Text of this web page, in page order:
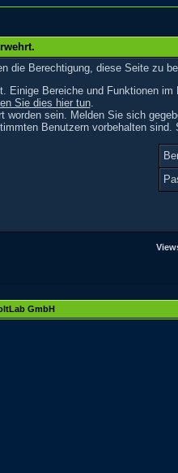
die Berechtigung, diese Seite zu
Einige Bereiche und Funktionen
Sie dies hier tun.
worden sein. Melden Sie sich
Benutzern vorbehalten
GmbH